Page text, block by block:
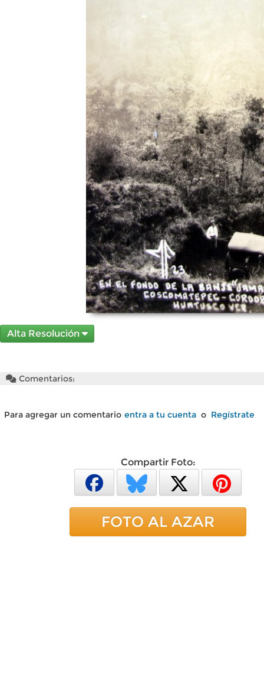
Alta Resolución
Comentarios:
Para agregar un comentario entra a tu cuenta o Regístrate
Compartir Foto:
FOTO AL AZAR